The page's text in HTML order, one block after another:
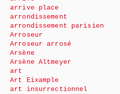
arrive place
arrondissement
arrondissement parisien
Arroseur
Arroseur arrosé
Arsène
Arsène Altmeyer
art
Art Eixample
art insurrectionnel